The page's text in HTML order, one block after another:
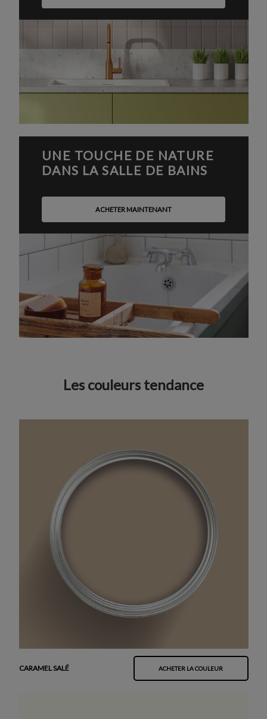
UNE TOUCHE DE NATURE
DANS LA SALLE DE BAINS
ACHETER MAINTENANT
Les couleurs tendance
CARAMEL SALÉ ACHETER LA COULEUR